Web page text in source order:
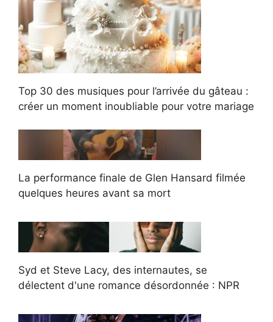
Top 30 des musiques pour l’arrivée du gâteau :
créer un moment inoubliable pour votre mariage
La performance finale de Glen Hansard filmée
quelques heures avant sa mort
Syd et Steve Lacy, des internautes, se
délectent d'une romance désordonnée : NPR